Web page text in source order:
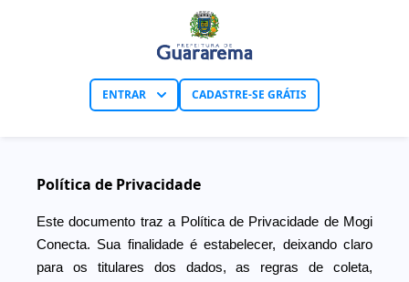
ENTRAR CADASTRE-SE GRÁTIS
Política de Privacidade
Este documento traz a Política de Privacidade de Mogi
Conecta. Sua finalidade é estabelecer, deixando claro
para os titulares dos dados, as regras de coleta,